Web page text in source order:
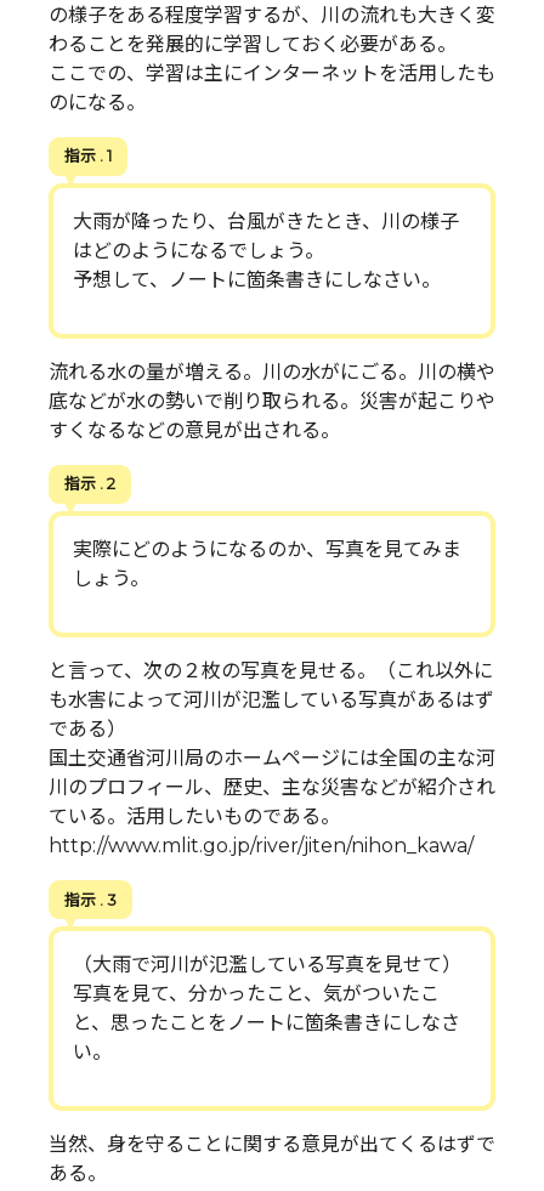
の様子をある程度学習するが、川の流れも大きく変
わることを発展的に学習しておく必要がある。
ここでの、学習は主にインターネットを活用したも
のになる。
指示 . 1
大雨が降ったり、台風がきたとき、川の様子
はどのようになるでしょう。
予想して、ノートに箇条書きにしなさい。
流れる水の量が増える。川の水がにごる。川の横や
底などが水の勢いで削り取られる。災害が起こりや
すくなるなどの意見が出される。
指示 . 2
実際にどのようになるのか、写真を見てみま
しょう。
と言って、次の２枚の写真を見せる。（これ以外に
も水害によって河川が氾濫している写真があるはず
である）
国土交通省河川局のホームページには全国の主な河
川のプロフィール、歴史、主な災害などが紹介され
ている。活用したいものである。
http://www.mlit.go.jp/river/jiten/nihon_kawa/
指示 . 3
（大雨で河川が氾濫している写真を見せて）
写真を見て、分かったこと、気がついたこ
と、思ったことをノートに箇条書きにしなさ
い。
当然、身を守ることに関する意見が出てくるはずで
ある。